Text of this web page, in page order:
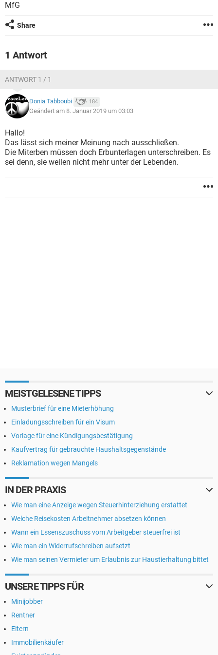
MfG
Share
1 Antwort
ANTWORT 1 / 1
Donia Tabboubi 184
Geändert am 8. Januar 2019 um 03:03
Hallo!
Das lässt sich meiner Meinung nach ausschließen.
Die Miterben müssen doch Erbunterlagen unterschreiben. Es
sei denn, sie weilen nicht mehr unter der Lebenden.
MEISTGELESENE TIPPS
Musterbrief für eine Mieterhöhung
Einladungsschreiben für ein Visum
Vorlage für eine Kündigungsbestätigung
Kaufvertrag für gebrauchte Haushaltsgegenstände
Reklamation wegen Mangels
IN DER PRAXIS
Wie man eine Anzeige wegen Steuerhinterziehung erstattet
Welche Reisekosten Arbeitnehmer absetzen können
Wann ein Essenszuschuss vom Arbeitgeber steuerfrei ist
Wie man ein Widerrufschreiben aufsetzt
Wie man seinen Vermieter um Erlaubnis zur Haustierhaltung bittet
UNSERE TIPPS FÜR
Minijobber
Rentner
Eltern
Immobilienkäufer